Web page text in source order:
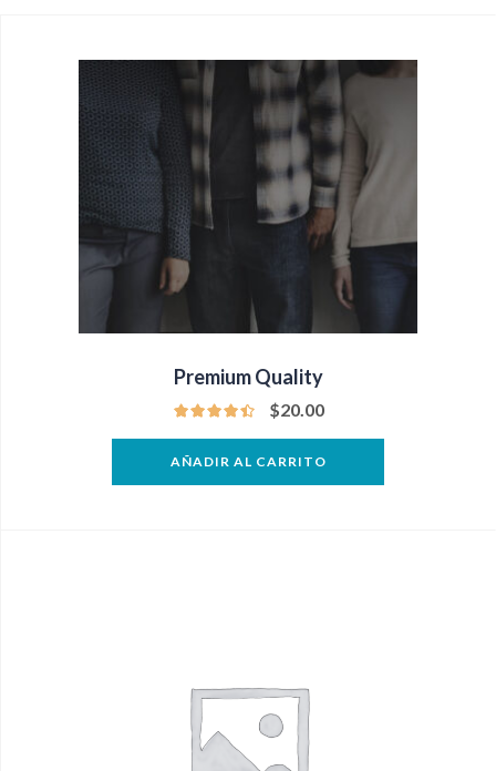
Premium Quality
$20.00
AÑADIR AL CARRITO